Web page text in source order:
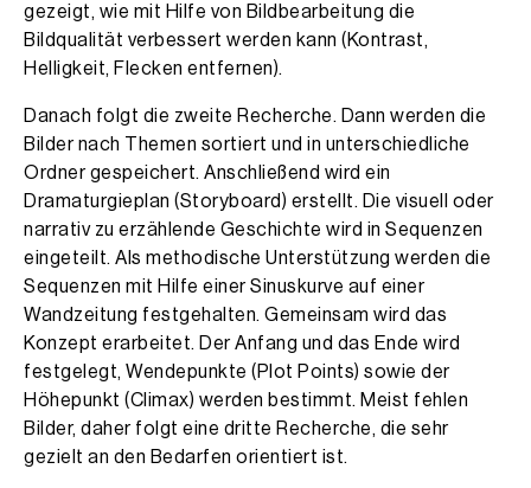
gezeigt, wie mit Hilfe von Bildbearbeitung die
Bildqualität verbessert werden kann (Kontrast,
Helligkeit, Flecken entfernen).
Danach folgt die zweite Recherche. Dann werden die
Bilder nach Themen sortiert und in unterschiedliche
Ordner gespeichert. Anschließend wird ein
Dramaturgieplan (Storyboard) erstellt. Die visuell oder
narrativ zu erzählende Geschichte wird in Sequenzen
eingeteilt. Als methodische Unterstützung werden die
Sequenzen mit Hilfe einer Sinuskurve auf einer
Wandzeitung festgehalten. Gemeinsam wird das
Konzept erarbeitet. Der Anfang und das Ende wird
festgelegt, Wendepunkte (Plot Points) sowie der
Höhepunkt (Climax) werden bestimmt. Meist fehlen
Bilder, daher folgt eine dritte Recherche, die sehr
gezielt an den Bedarfen orientiert ist.